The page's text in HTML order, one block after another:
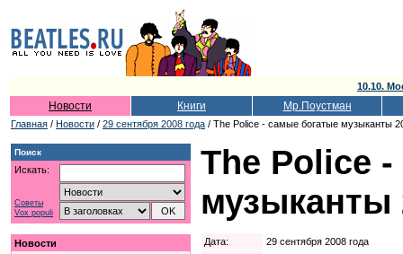
10.10.
Новости Книги Мр.Поустман
Главная / Новости / 29 сентября 2008 года / The Police - самые богатые музыканты
Поиск
Искать:
Советы
Vox populi
Новости
The Police
музыканты
Дата:
29 сентября 2008 года